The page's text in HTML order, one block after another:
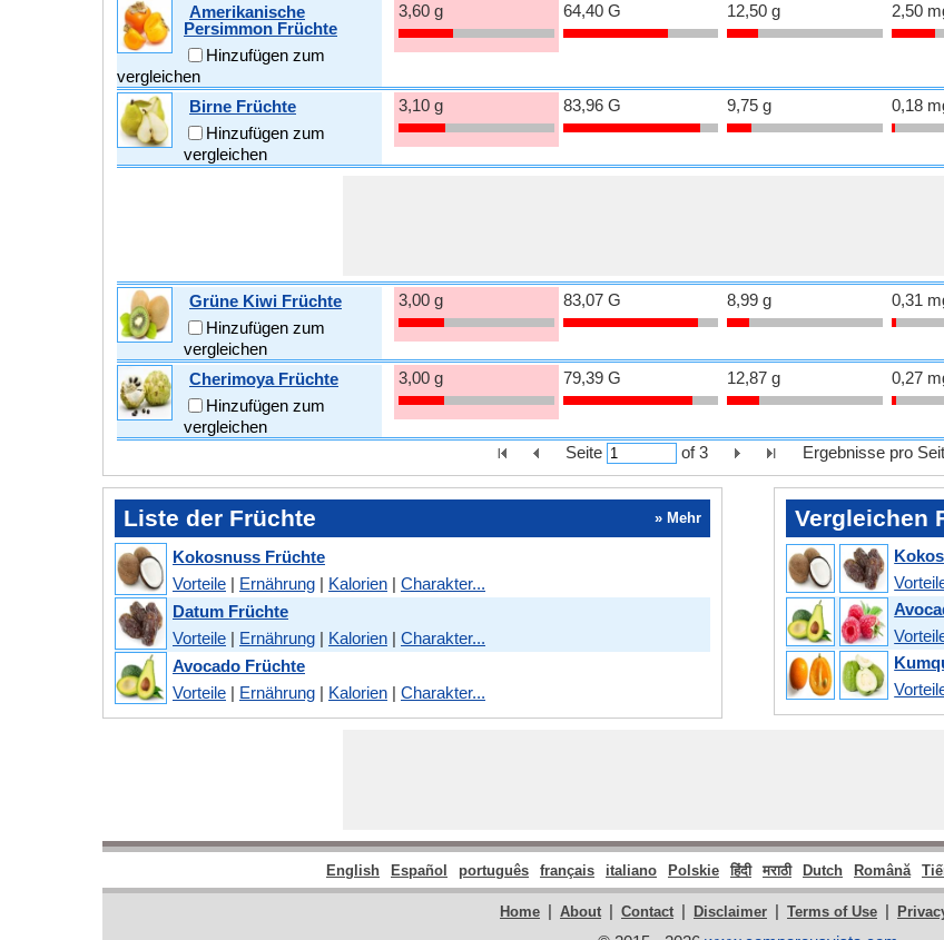
Amerikanische
Persimmon Früchte
Hinzufügen zum
vergleichen
3,60 g 64,40 G 12,50 g 2,50
Birne Früchte
Hinzufügen zum
vergleichen
3,10 g 83,96 G 9,75 g 0,18
Grüne Kiwi Früchte
Hinzufügen zum
vergleichen
3,00 g 83,07 G 8,99 g 0,31
Cherimoya Früchte
Hinzufügen zum
vergleichen
3,00 g 79,39 G 12,87 g 0,27
Seite of3 Ergebnisse pro
Liste der Früchte » Mehr
Kokosnuss Früchte
Vorteile | Ernährung | Kalorien | Charakter...
Datum Früchte
Vorteile | Ernährung | Kalorien | Charakter...
Avocado Früchte
Vorteile | Ernährung | Kalorien | Charakter...
Vergleichen
English Español português français italiano Polskie हिंदी मराठी Dutch Română
Home | About | Contact | Disclaimer | Terms of Use |